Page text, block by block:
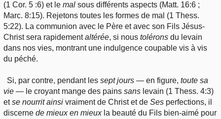
(1 Cor. 5 :6) et le mal sous différents aspects (Matt. 16:6 ;
Marc. 8:15). Rejetons toutes les formes de mal (1 Thess.
5:22). La communion avec le Père et avec son Fils Jésus-
Christ sera rapidementaltérée, si nous tolérons du levain
dans nos vies, montrant une indulgence coupable vis à vis
du péché.
Si, par contre, pendant lesseptjours— en figure, toute sa
vie — le croyant mange des pains sans levain (1 Thess. 4:3)
etse nourrit ainsi vraiment de Christ et de Ses perfections, il
discerne de mieux en mieuxla beauté du Fils bien-aimé pour